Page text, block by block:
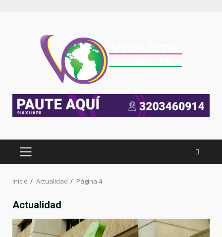
Inicio Actualidad Página 4
Actualidad